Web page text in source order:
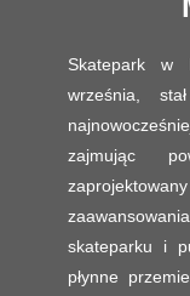
Skatepark w
września,
zajmując
skateparku i
płynne